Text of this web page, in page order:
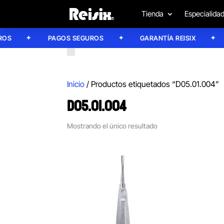
Tienda
PAGOS SEGUROS GARANTÍA REISIX
Inicio / Productos etiquetados “D05.01.004”
D05.01.004
Mostrando el único resultado